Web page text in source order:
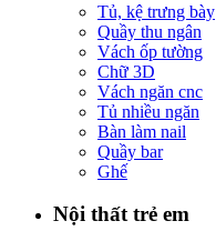
Tủ, kệ trưng bày
Quầy thu ngân
Vách ốp tường
Chữ 3D
Vách ngăn cnc
Tủ nhiều ngăn
Bàn làm nail
Quầy bar
Ghế
Nội thất trẻ em